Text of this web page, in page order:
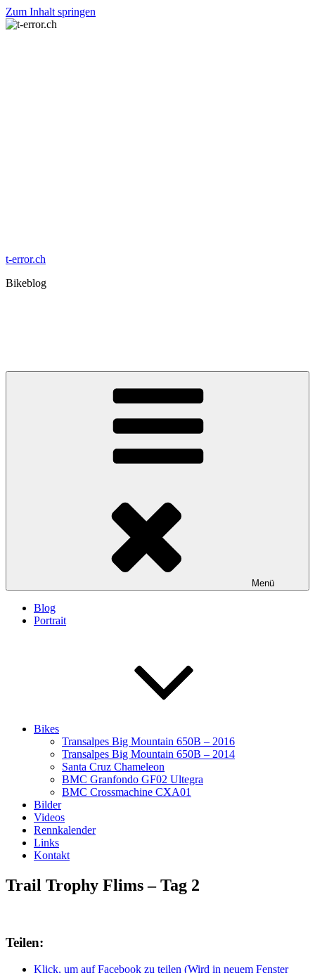
Zum Inhalt springen
t-error.ch
Bikeblog
Menü
Blog
Portrait
Bikes
Transalpes Big Mountain 650B – 2016
Transalpes Big Mountain 650B – 2014
Santa Cruz Chameleon
BMC Granfondo GF02 Ultegra
BMC Crossmachine CXA01
Bilder
Videos
Rennkalender
Links
Kontakt
Trail Trophy Flims – Tag 2
Teilen:
Klick, um auf Facebook zu teilen (Wird in neuem Fenster